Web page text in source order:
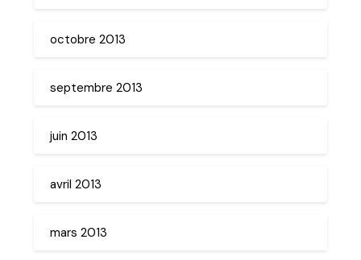
octobre 2013
septembre 2013
juin 2013
avril 2013
mars 2013